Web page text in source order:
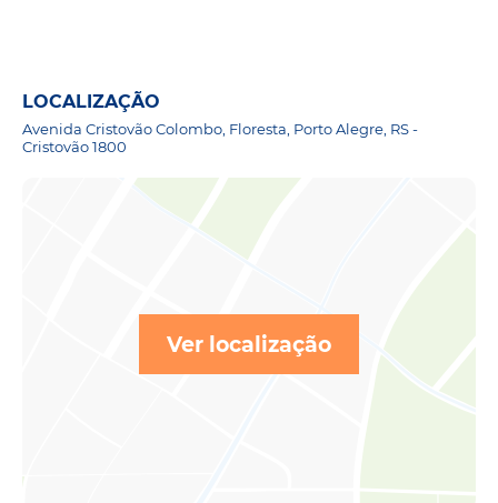
LOCALIZAÇÃO
Avenida Cristovão Colombo, Floresta, Porto Alegre, RS -
Cristovão 1800
Ver localização